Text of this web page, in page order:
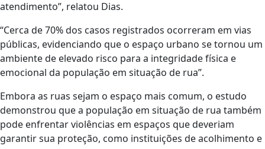
atendimento”, relatou Dias.
“Cerca de 70% dos casos registrados ocorreram em vias
públicas, evidenciando que o espaço urbano se tornou um
ambiente de elevado risco para a integridade física e
emocional da população em situação de rua”.
Embora as ruas sejam o espaço mais comum, o estudo
demonstrou que a população em situação de rua também
pode enfrentar violências em espaços que deveriam
garantir sua proteção, como instituições de acolhimento e